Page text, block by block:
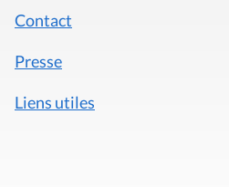
Contact
Presse
Liens utiles